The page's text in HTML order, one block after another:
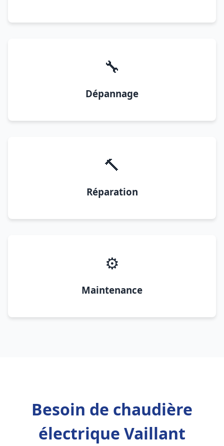
🔧
Dépannage
🔨
Réparation
⚙️
Maintenance
Besoin de chaudière
électrique Vaillant